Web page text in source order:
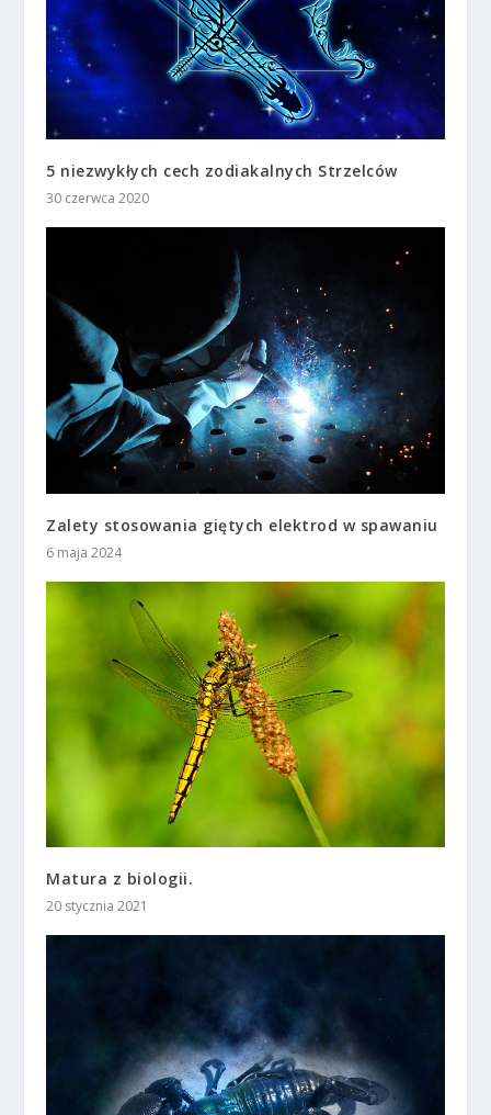
5 niezwykłych cech zodiakalnych Strzelców
30 czerwca 2020
Zalety stosowania giętych elektrod w spawaniu
6 maja 2024
Matura z biologii.
20 stycznia 2021